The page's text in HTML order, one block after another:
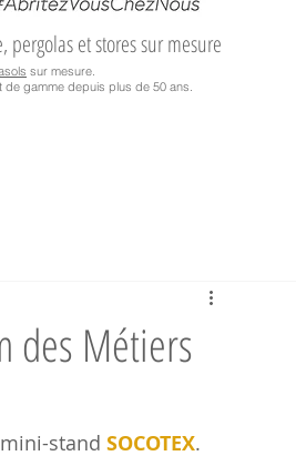
pergolas et stores sur mesure
sur mesure.
de gamme depuis plus de 50 ans.
des Métiers
stand SOCOTEX.